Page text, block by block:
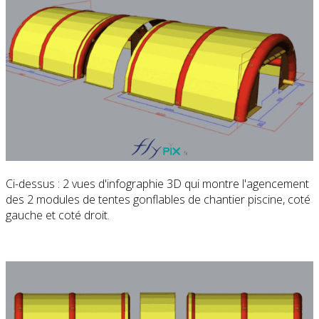
Ci-dessus : 2 vues d'infographie 3D qui montre l'agencement
des 2 modules de tentes gonflables de chantier piscine, coté
gauche et coté droit.